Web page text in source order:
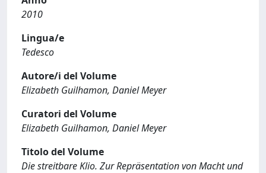
2010
Lingua/e
Tedesco
Autore/i del Volume
Elizabeth Guilhamon, Daniel Meyer
Curatori del Volume
Elizabeth Guilhamon, Daniel Meyer
Titolo del Volume
Die streitbare Klio. Zur Repräsentation von Macht und